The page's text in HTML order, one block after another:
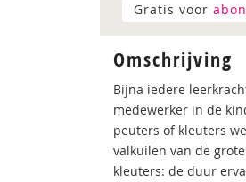
Gratis voor
Omschrijving
Bijna iedere
medewerker in de
peuters of kleuters
valkuilen van de
kleuters: de duur